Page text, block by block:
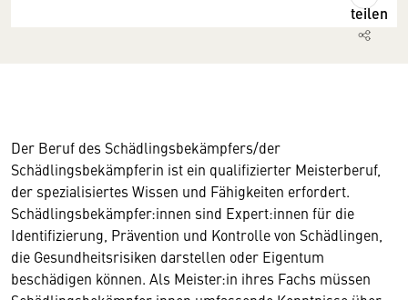
teilen
Der Beruf des Schädlingsbekämpfers/der
Schädlingsbekämpferin ist ein qualifizierter Meisterberuf,
der spezialisiertes Wissen und Fähigkeiten erfordert.
Schädlingsbekämpfer:innen sind Expert:innen für die
Identifizierung, Prävention und Kontrolle von Schädlingen,
die Gesundheitsrisiken darstellen oder Eigentum
beschädigen können. Als Meister:in ihres Fachs müssen